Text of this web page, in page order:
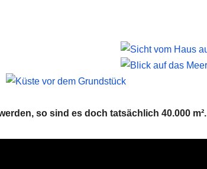
so sind es doch tatsächlich 40.000 m².